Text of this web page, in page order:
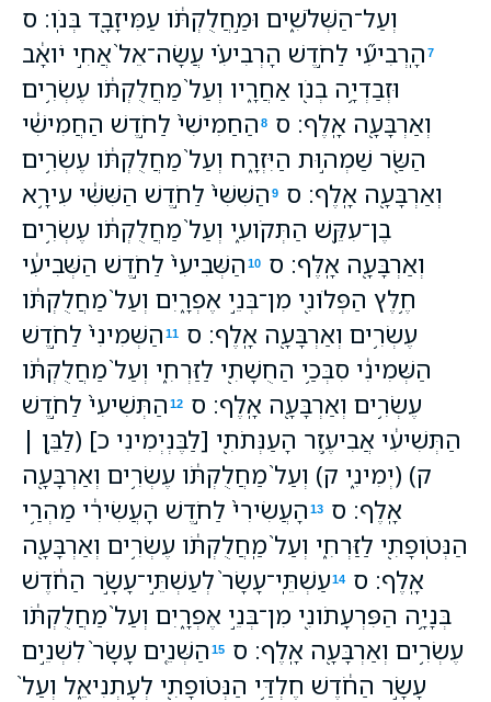
וְעַל־הַשְּׁלֹשִׁ֑ים וּמַ֣חֲלֻקְתֹּ֔ו עַמִּיזָבָ֖ד בְּנֹֽו׃ ס
7 הָֽרְבִיעִ֞י לַחֹ֣דֶשׁ הָרְבִיעִ֗י עֲשָׂה־אֵל֙ אֲחִ֣י יֹואָ֔ב
וּזְבַדְיָ֥ה בְנֹ֖ו אַחֲרָ֑יו וְעַל֙ מַחֲלֻקְתֹּ֔ו עֶשְׂרִ֥ים
וְאַרְבָּעָ֖ה אָֽלֶף׃ ס
8 הַחַמִישִׁי֙ לַחֹ֣דֶשׁ הַחֲמִישִׁ֔י
הַשַּׂ֖ר שַׁמְה֣וּת הַיִּזְרָ֑ח וְעַל֙ מַחֲלֻקְתֹּ֔ו עֶשְׂרִ֥ים
וְאַרְבָּעָ֖ה אָֽלֶף׃ ס
9 הַשִּׁשִּׁי֙ לַחֹ֣דֶשׁ הַשִּׁשִּׁ֔י עִירָ֥א
בֶן־עִקֵּ֖שׁ הַתְּקֹועִ֑י וְעַל֙ מַחֲלֻקְתֹּ֔ו עֶשְׂרִ֥ים
וְאַרְבָּעָ֖ה אָֽלֶף׃ ס
10 הַשְּׁבִיעִי֙ לַחֹ֣דֶשׁ הַשְּׁבִיעִ֔י
חֶ֥לֶץ הַפְּלֹונִ֖י מִן־בְּנֵ֣י אֶפְרָ֑יִם וְעַל֙ מַחֲלֻקְתֹּ֔ו
עֶשְׂרִ֥ים וְאַרְבָּעָ֖ה אָֽלֶף׃ ס
11 הַשְּׁמִינִי֙ לַחֹ֣דֶשׁ
הַשְּׁמִינִ֔י סִבְּכַ֥י הַחֻשָׁתִ֖י לַזַּרְחִ֑י וְעַל֙ מַחֲלֻקְתֹּ֔ו
עֶשְׂרִ֥ים וְאַרְבָּעָ֖ה אָֽלֶף׃ ס
12 הַתְּשִׁיעִי֙ לַחֹ֣דֶשׁ
הַתְּשִׁיעִ֔י אֲבִיעֶ֥זֶר הָעַנְּתֹתִ֖י [לַבֶּנְיְמִינִי כ] (לַבֵּ֣ן ׀
ק) (יְמִינִ֑י ק) וְעַל֙ מַחֲלֻקְתֹּ֔ו עֶשְׂרִ֥ים וְאַרְבָּעָ֖ה
אָֽלֶף׃ ס
13 הָעֲשִׂירִי֙ לַחֹ֣דֶשׁ הָעֲשִׂירִ֔י מַהְרַ֥י
הַנְּטֹֽופָתִ֖י לַזַּרְחִ֑י וְעַל֙ מַֽחֲלֻקְתֹּ֔ו עֶשְׂרִ֥ים וְאַרְבָּעָ֖ה
אָֽלֶף׃ ס
14עַשְׁתֵּֽי־עָשָׂר֙ לְעַשְׁתֵּ֣י־עָשָׂ֣ר הַחֹ֔דֶשׁ
בְּנָיָ֥ה הַפִּרְעָתֹונִ֖י מִן־בְּנֵ֣י אֶפְרָ֑יִם וְעַל֙ מַחֲלֻקְתֹּ֔ו
עֶשְׂרִ֥ים וְאַרְבָּעָ֖ה אָֽלֶף׃ ס
15 הַשְּׁנֵ֤ים עָשָׂר֙ לִשְׁנֵ֣ים
עָשָׂ֣ר הַחֹ֔דֶשׁ חֶלְדַּ֥י הַנְּטֹופָתִ֖י לְעָתְנִיאֵ֑ל וְעַל֙